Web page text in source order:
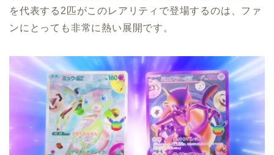
を代表する2匹がこのレアリティで登場するのは、ファ
ンにとっても非常に熱い展開です。